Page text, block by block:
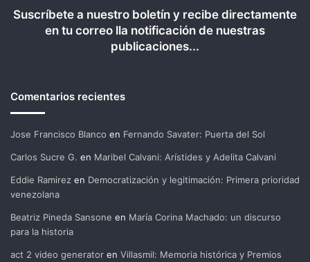
Suscríbete a nuestro boletín y recibe directamente
en tu correo lla notificación de nuestras
publicaciones...
Comentarios recientes
Jose Francisco Blanco en Fernando Savater: Puerta del Sol
Carlos Sucre G. en Maribel Calvani: Arístides y Adelita Calvani
Eddie Ramirez en Democratización y legitimación: Primera prioridad
venezolana
Beatriz Pineda Sansone en María Corina Machado: un discurso
para la historia
act 2 video generator en Villasmil: Memoria histórica y Premios